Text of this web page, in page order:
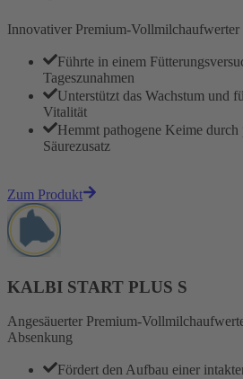
Innovativer Premium-Vollmilchaufwerter
Führte in einem
Tageszunahmen
Unterstützt das Wachstum und
Vitalität
Hemmt pathogene Keime
Säurezusatz
Zum Produkt
KALBI START PLUS S
Angesäuerter Premium-
Absenkung
Fördert den Aufbau einer